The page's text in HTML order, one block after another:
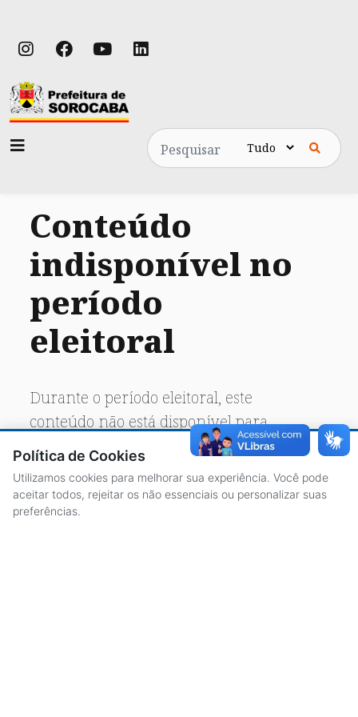
Pesquisa
Conteúdo
indisponível no
período
eleitoral
Durante o período eleitoral, este
conteúdo não está disponível para
acesso público.
Política de Cookies
Utilizamos cookies para melhorar sua experiência. Você pode
aceitar todos, rejeitar os não essenciais ou personalizar suas
preferências.